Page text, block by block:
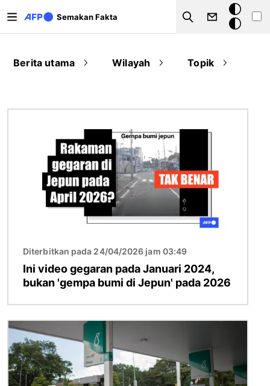
Semakan Fakta
Search
Mod
gelap
Berita utama Wilayah Topik
Diterbitkan pada 24/04/2026 jam 03:49
Ini video gegaran pada Januari 2024,
bukan 'gempa bumi di Jepun' pada 2026
Imej